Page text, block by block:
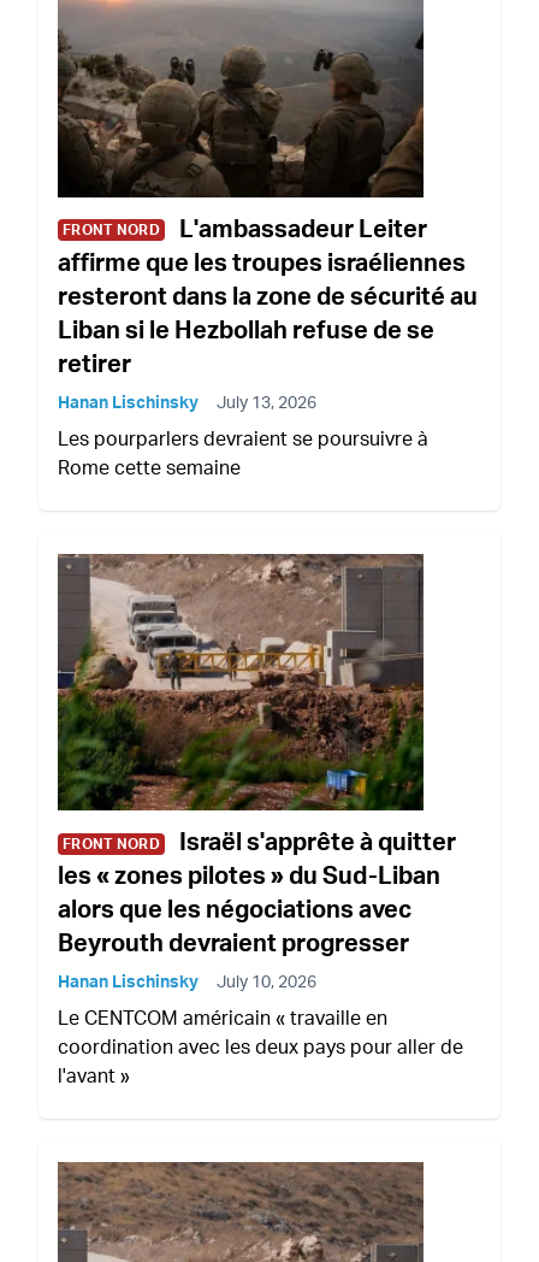
FRONT NORD
L'ambassadeur Leiter
affirme que les troupes israéliennes
resteront dans la zone de sécurité au
Liban si le Hezbollah refuse de se
retirer
Hanan Lischinsky July 13, 2026
Les pourparlers devraient se poursuivre à
Rome cette semaine
FRONT NORD
Israël s'apprête à quitter
les « zones pilotes » du Sud-Liban
alors que les négociations avec
Beyrouth devraient progresser
Hanan Lischinsky July 10, 2026
Le CENTCOM américain « travaille en
coordination avec les deux pays pour aller de
l'avant »